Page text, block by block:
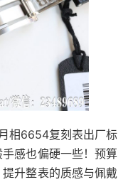
相6654复刻表出厂标
感也偏硬一些！预算
升整表的质感与佩戴